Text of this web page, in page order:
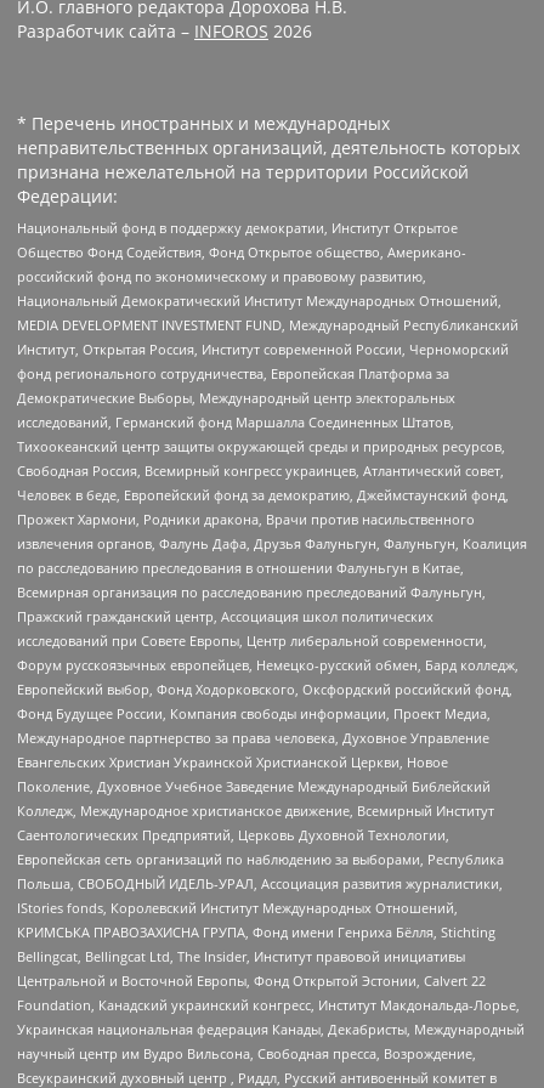
И.О. главного редактора Дорохова Н.В.
Разработчик сайта – INFOROS 2026
* Перечень иностранных и международных
неправительственных организаций, деятельность которых
признана нежелательной на территории Российской
Федерации:
Национальный фонд в поддержку демократии, Институт Открытое
Общество Фонд Содействия, Фонд Открытое общество, Американо-
российский фонд по экономическому и правовому развитию,
Национальный Демократический Институт Международных Отношений,
MEDIA DEVELOPMENT INVESTMENT FUND, Международный Республиканский
Институт, Открытая Россия, Институт современной России, Черноморский
фонд регионального сотрудничества, Европейская Платформа за
Демократические Выборы, Международный центр электоральных
исследований, Германский фонд Маршалла Соединенных Штатов,
Тихоокеанский центр защиты окружающей среды и природных ресурсов,
Свободная Россия, Всемирный конгресс украинцев, Атлантический совет,
Человек в беде, Европейский фонд за демократию, Джеймстаунский фонд,
Прожект Хармони, Родники дракона, Врачи против насильственного
извлечения органов, Фалунь Дафа, Друзья Фалуньгун, Фалуньгун, Коалиция
по расследованию преследования в отношении Фалуньгун в Китае,
Всемирная организация по расследованию преследований Фалуньгун,
Пражский гражданский центр, Ассоциация школ политических
исследований при Совете Европы, Центр либеральной современности,
Форум русскоязычных европейцев, Немецко-русский обмен, Бард колледж,
Европейский выбор, Фонд Ходорковского, Оксфордский российский фонд,
Фонд Будущее России, Компания свободы информации, Проект Медиа,
Международное партнерство за права человека, Духовное Управление
Евангельских Христиан Украинской Христианской Церкви, Новое
Поколение, Духовное Учебное Заведение Международный Библейский
Колледж, Международное христианское движение, Всемирный Институт
Саентологических Предприятий, Церковь Духовной Технологии,
Европейская сеть организаций по наблюдению за выборами, Республика
Польша, СВОБОДНЫЙ ИДЕЛЬ-УРАЛ, Ассоциация развития журналистики,
IStories fonds, Королевский Институт Международных Отношений,
КРИМСЬКА ПРАВОЗАХИСНА ГРУПА, Фонд имени Генриха Бёлля, Stichting
Bellingcat, Bellingcat Ltd, The Insider, Институт правовой инициативы
Центральной и Восточной Европы, Фонд Открытой Эстонии, Calvert 22
Foundation, Канадский украинский конгресс, Институт Макдональда-Лорье,
Украинская национальная федерация Канады, Декабристы, Международный
научный центр им Вудро Вильсона, Свободная пресса, Возрождение,
Всеукраинский духовный центр , Риддл, Русский антивоенный комитет в